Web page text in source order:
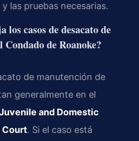
las pruebas necesarias.
los casos de desacato de
de Roanoke?
de manutención de
generalmente en el
and Domestic
Court. Si el caso está